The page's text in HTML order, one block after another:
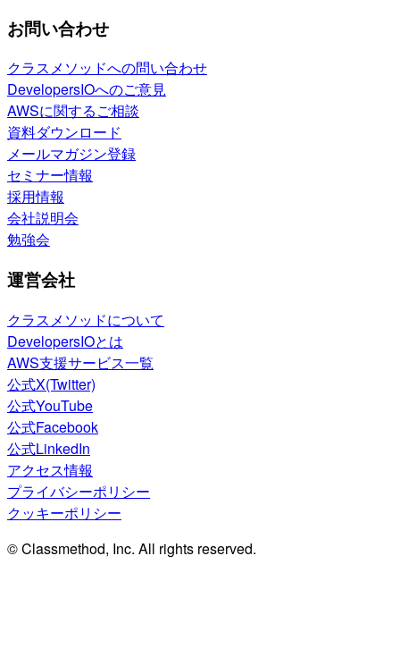
お問い合わせ
クラスメソッドへの問い合わせ
DevelopersIOへのご意見
AWSに関するご相談
資料ダウンロード
メールマガジン登録
セミナー情報
採用情報
会社説明会
勉強会
運営会社
クラスメソッドについて
DevelopersIOとは
AWS支援サービス一覧
公式X(Twitter)
公式YouTube
公式Facebook
公式LinkedIn
アクセス情報
プライバシーポリシー
クッキーポリシー
© Classmethod, Inc. All rights reserved.